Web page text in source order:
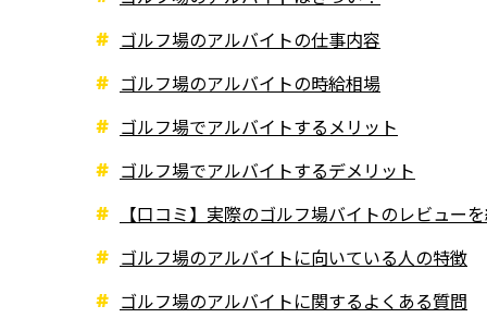
ゴルフ場のアルバイトの仕事内容
ゴルフ場のアルバイトの時給相場
ゴルフ場でアルバイトするメリット
ゴルフ場でアルバイトするデメリット
【口コミ】実際のゴルフ場バイトのレビュー
ゴルフ場のアルバイトに向いている人の特徴
ゴルフ場のアルバイトに関するよくある質問